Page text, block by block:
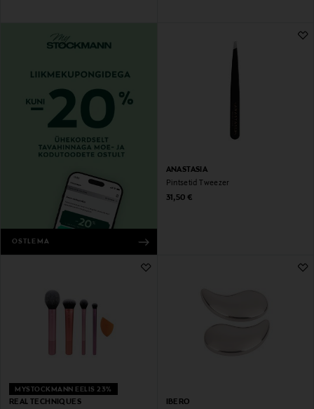
OSTLEMA
ANASTASIA
Pintsetid Tweezer
Original Price
31,50 €
MYSTOCKMANN EELIS 23%
REAL TECHNIQUES
IBERO